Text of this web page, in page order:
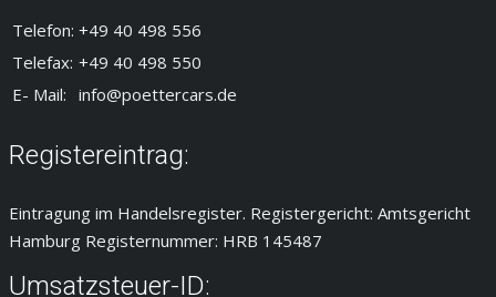
Telefon: +49 40 498 556
Telefax: +49 40 498 550
E- Mail: info@poettercars.de
Registereintrag:
Eintragung im Handelsregister. Registergericht: Amtsgericht
Hamburg Registernummer: HRB 145487
Umsatzsteuer-ID: